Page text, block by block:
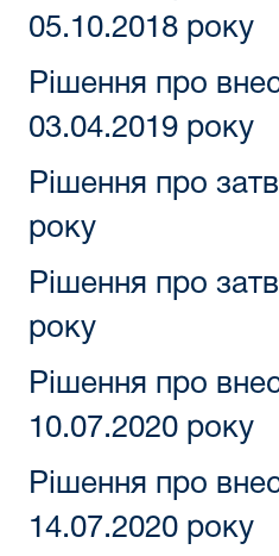
05.10.2018 року
Рішення про
03.04.2019 року
Рішення про
року
Рішення про
року
Рішення про
10.07.2020 року
Рішення про
14.07.2020 року